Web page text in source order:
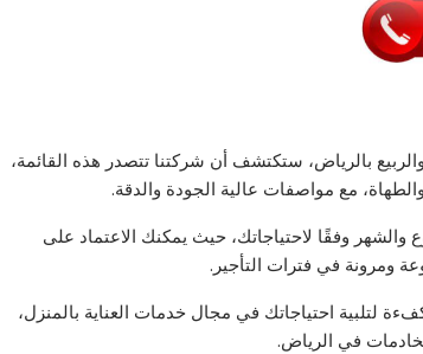
بالرياض، ستكتشف أن شركتنا تتصدر هذه القائمة،
مع مواصفات عالية الجودة والدقة.
والشهر وفقًا لاحتياجاتك، حيث يمكنك الاعتماد على
ومرونة في فترات التأجير.
لتلبية احتياجاتك في مجال خدمات العناية بالمنزل،
في الرياض.